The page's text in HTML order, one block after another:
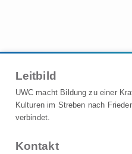
s
n
a
v
g
Leitbild
UWC macht Bildung zu einer
Kulturen im Streben nach
verbindet.
Kontakt